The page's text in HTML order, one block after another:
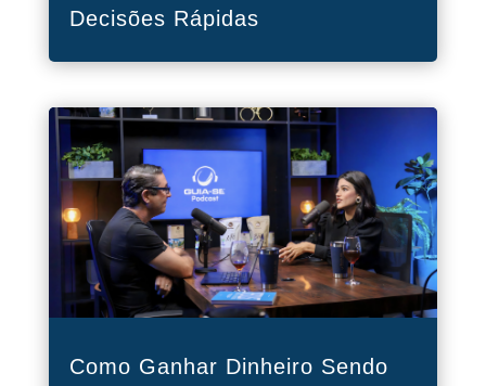
Decisões Rápidas
Como Ganhar Dinheiro Sendo